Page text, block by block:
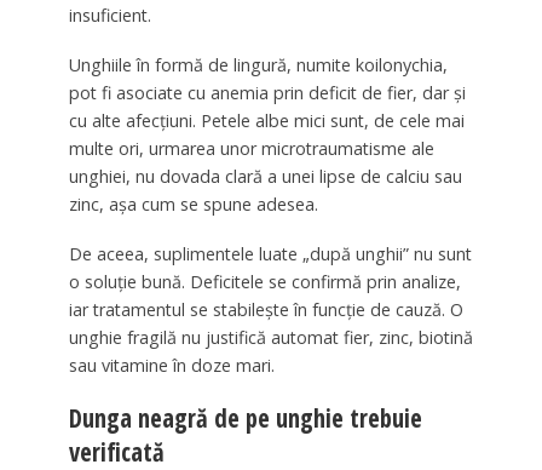
insuficient.
Unghiile în formă de lingură, numite koilonychia,
pot fi asociate cu anemia prin deficit de fier, dar și
cu alte afecțiuni. Petele albe mici sunt, de cele mai
multe ori, urmarea unor microtraumatisme ale
unghiei, nu dovada clară a unei lipse de calciu sau
zinc, așa cum se spune adesea.
De aceea, suplimentele luate „după unghii” nu sunt
o soluție bună. Deficitele se confirmă prin analize,
iar tratamentul se stabilește în funcție de cauză. O
unghie fragilă nu justifică automat fier, zinc, biotină
sau vitamine în doze mari.
Dunga neagră de pe unghie trebuie
verificată